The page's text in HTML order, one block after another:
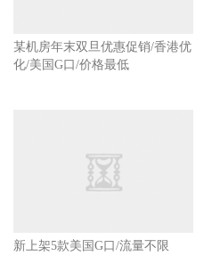
某机房年末双旦优惠促销/香港优
化/美国G口/价格最低
新上架5款美国G口/流量不限